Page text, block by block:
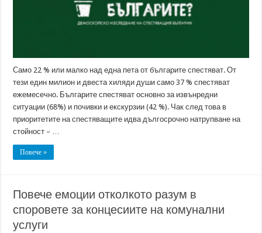
Само 22 % или малко над една пета от българите спестяват. От
тези един милион и двеста хиляди души само 37 % спестяват
ежемесечно. Българите спестяват основно за извънредни
ситуации (68%) и почивки и екскурзии (42 %). Чак след това в
приоритетите на спестяващите идва дългосрочно натрупване на
стойност – …
Повече »
Повече емоции отколкото разум в
споровете за концесиите на комунални
услуги